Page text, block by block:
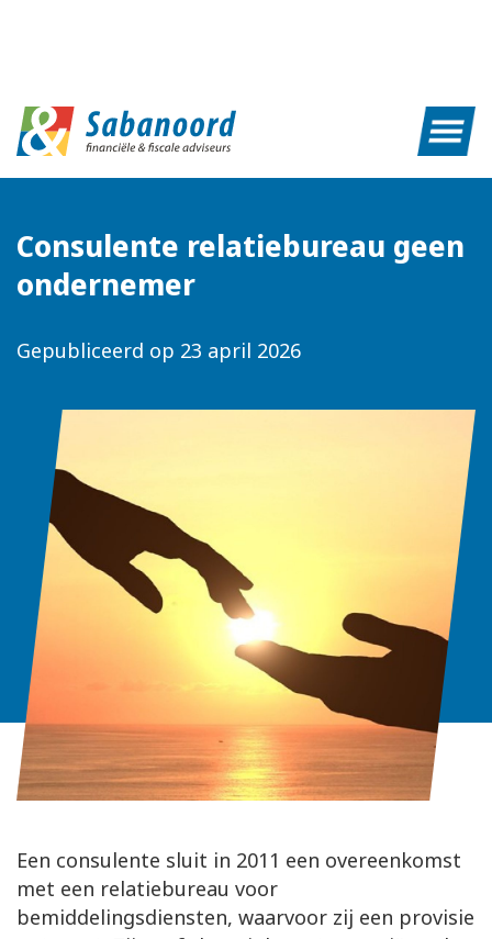
Consulente relatiebureau geen
ondernemer
Gepubliceerd op 23 april 2026
Een consulente sluit in 2011 een overeenkomst
met een relatiebureau voor
bemiddelingsdiensten, waarvoor zij een provisie